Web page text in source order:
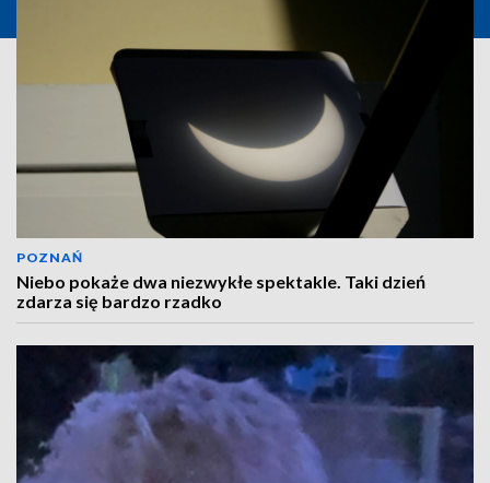
POZNAŃ
Niebo pokaże dwa niezwykłe spektakle. Taki dzień
zdarza się bardzo rzadko